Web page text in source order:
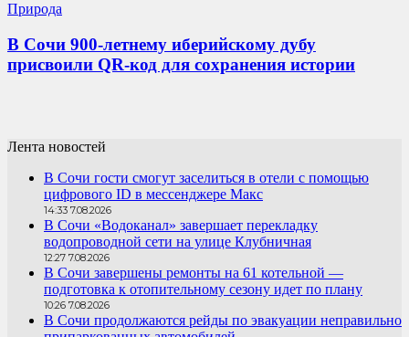
Природа
В Сочи 900-летнему иберийскому дубу
присвоили QR-код для сохранения истории
Лента новостей
В Сочи гости смогут заселиться в отели с помощью
цифрового ID в мессенджере Макс
14:33 7.08.2026
В Сочи «Водоканал» завершает перекладку
водопроводной сети на улице Клубничная
12:27 7.08.2026
В Сочи завершены ремонты на 61 котельной —
подготовка к отопительному сезону идет по плану
10:26 7.08.2026
В Сочи продолжаются рейды по эвакуации неправильно